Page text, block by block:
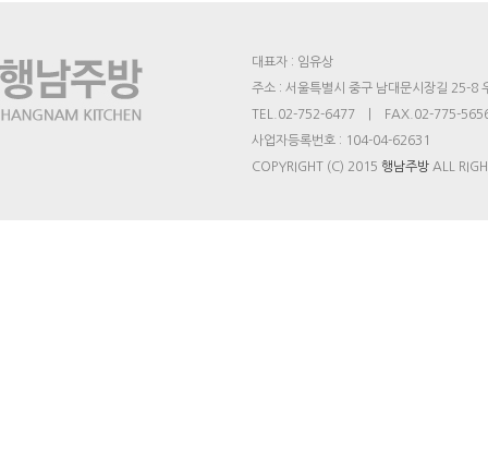
대표자 : 임유상
주소 : 서울특별시 중구 남대문시장길 25-8
TEL.02-752-6477 | FAX.02-775-
사업자등록번호 : 104-04-62631
COPYRIGHT (C) 2015 행남주방 ALL